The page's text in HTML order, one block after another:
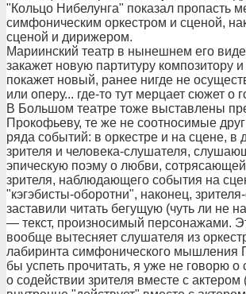
"Кольцо Нибелунга" показал пропасть
симфоническим оркестром и сценой,
сценой и дирижером.
Мариинский театр в нынешнем его виде
закажет новую партитуру композитору и
покажет новый, ранее нигде не
или оперу... где-то тут мерцает сюжет о
В Большом театре тоже выставлены
Прокофьеву, те же не соотносимые
ряда событий: в оркестре и на сцене, в
зрителя и человека-слушателя,
эпическую поэму о любви,
зрителя, наблюдающего события на
"кэгэбисты-оборотни", наконец,
заставили читать бегущую (чуть ли не
— текст, произносимый персонажами.
вообще вытесняет слушателя из
лабиринта симфонического мышления
бы успеть прочитать, я уже не говорю
о содействии зрителя вместе с актером